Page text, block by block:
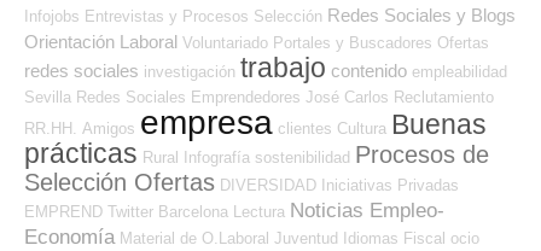
Infojobs Entrevistas y Procesos Selección Redes Sociales y Blogs
Orientación Laboral Voluntariado Portales y Buscadores Ofertas
redes sociales investigación trabajo contenido empleabilidad
Sevilla Redes Sociales Emprendedores José Carlos Reclutamiento
RR.HH.
Amigos empresa clientes Cultura Buenas
prácticas Rural Infografía sostenibilidad Procesos de
Selección Ofertas DIVERSIDAD Iniciativas Privadas
EMPREND Twitter Barcelona Lectura Noticias Empleo-
Economía Material de O.Laboral Juventud Idiomas Fiscal ocio